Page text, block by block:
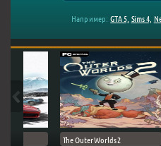
Например: GTA 5, Sims 4,
The Outer Worlds 2